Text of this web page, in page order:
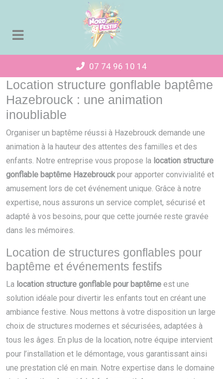
07 74 96 10 14
Location structure gonflable baptême
Hazebrouck : une animation
inoubliable
Organiser un baptême réussi à Hazebrouck demande une
animation à la hauteur des attentes des familles et des
enfants. Notre entreprise vous propose la location structure
gonflable baptême Hazebrouckpour apporter convivialité et
amusement lors de cet événement unique. Grâce à notre
expertise, nous assurons un service complet, sécurisé et
adapté à vos besoins, pour que cette journée reste gravée
dans les mémoires.
Location de structures gonflables pour
baptême et événements festifs
La location structure gonflable pour baptême est une
solution idéale pour divertir les enfants tout en créant une
ambiance festive. Nous mettons à votre disposition un large
choix de structures modernes et sécurisées, adaptées à
tous les âges. En plus de la location, notre équipe intervient
pour l’installation et le démontage, vous garantissant ainsi
une prestation clé en main. Notre expertise dans le domaine
Panneau de gestion des cookies